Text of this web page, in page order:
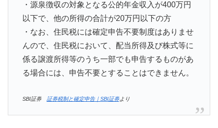
・源泉徴収の対象となる公的年金収入が400万円
以下で、他の所得の合計が20万円以下の方
・なお、住民税には確定申告不要制度はありませ
んので、住民税において、配当所得及び株式等に
係る譲渡所得等のうち一部でも申告するものがあ
る場合には、申告不要とすることはできません。
SBI証券 証券税制と確定申告｜SBI証券より